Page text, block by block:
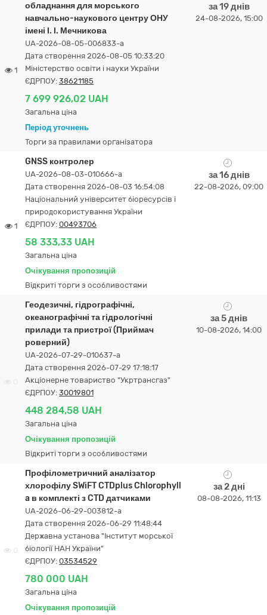
1
обладнання для морського
навчально-наукового центру ОНУ
імені І. І. Мечникова
UA-2026-08-05-006833-a
Дата створення 2026-08-05 10:33:20
Міністерство освіти і науки України
ЄДРПОУ: 38621185
7 699 926,02 UAH
Загальна ціна
Період уточнень
Торги за правилами організатора
за 19 днів
24-08-2026, 15:00
1
GNSS контролер
UA-2026-08-03-010666-a
Дата створення 2026-08-03 16:54:08
Національний університет біоресурсів і
природокористування України
ЄДРПОУ: 00493706
58 333,33 UAH
Загальна ціна
Очікування пропозицій
Відкриті торги з особливостями
за 16 днів
22-08-2026, 09:00
Геодезичні, гідрографічні,
океанографічні та гідрологічні
прилади та пристрої (Приймач
роверний)
UA-2026-07-29-010637-a
Дата створення 2026-07-29 17:18:17
Акціонерне товариство "Укртрансгаз"
ЄДРПОУ: 30019801
448 284,58 UAH
Загальна ціна
Очікування пропозицій
Відкриті торги з особливостями
за 5 днів
10-08-2026, 14:00
0
Профілометричний аналізатор
хлорофілу SWiFT CTDplus Chlorophyll
a в комплекті з CTD датчиками
UA-2026-06-29-003812-a
Дата створення 2026-06-29 11:48:44
Державна установа "Інститут морської
біології НАН України"
ЄДРПОУ: 03534529
780 000 UAH
Загальна ціна
Очікування пропозицій
за 2 дні
08-08-2026, 11:13